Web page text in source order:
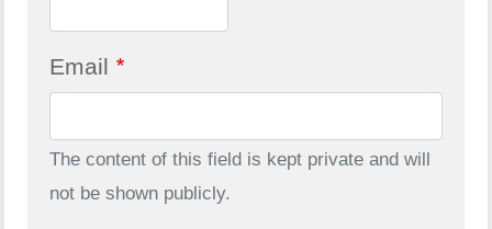
Email
The content of this field is kept private and will
not be shown publicly.